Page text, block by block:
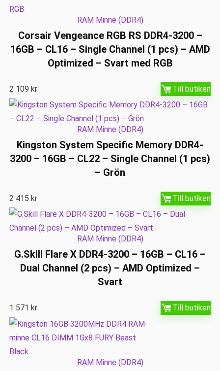
RAM Minne (DDR4)
Corsair Vengeance RGB RS DDR4-3200 –
16GB – CL16 – Single Channel (1 pcs) – AMD
Optimized – Svart med RGB
2 109kr Till butiken
RAM Minne (DDR4)
Kingston System Specific Memory DDR4-
3200 – 16GB – CL22 – Single Channel (1 pcs)
– Grön
2 415 kr Till butiken
RAM Minne (DDR4)
G.Skill Flare X DDR4-3200 – 16GB – CL16 –
Dual Channel (2 pcs) – AMD Optimized –
Svart
1 571 kr Till butiken
RAM Minne (DDR4)